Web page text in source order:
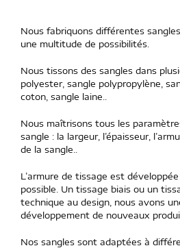
Nous fabriquons différentes
une multitude de possibilités.
Nous tissons des sangles dans
polyester, sangle polypropylène,
coton, sangle laine..
Nous maîtrisons tous les
sangle : la largeur, l’épaisseur,
de la sangle..
L’armure de tissage est
possible. Un tissage biais ou un
technique au design, nous avons
développement de nouveaux
Nos sangles sont adaptées à